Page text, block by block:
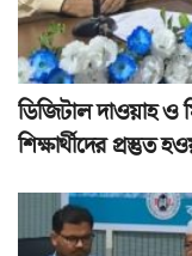
ডিজিটাল দাওয়াহ ও
শিক্ষার্থীদের প্রস্তুত